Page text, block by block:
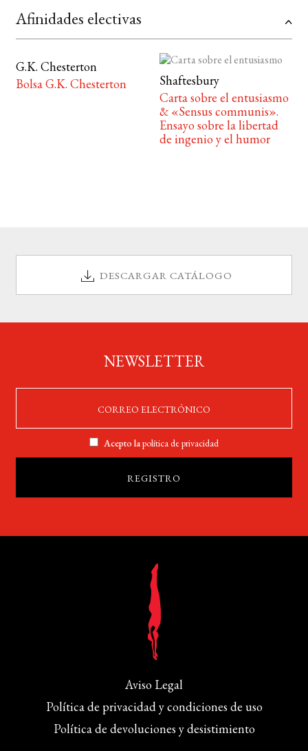
Afinidades electivas
G.K. Chesterton
Bolsa G.K. Chesterton
Shaftesbury
Carta sobre el entusiasmo
& «Sensus communis».
Ensayo sobre la libertad
de ingenio y el humor
DESCARGAR CATÁLOGO
NEWSLETTER
Acepto lapolítica de privacidad
Aviso Legal
Política de privacidad y condiciones de uso
Política de devoluciones y desistimiento